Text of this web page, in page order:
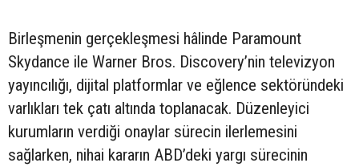
Birleşmenin gerçekleşmesi hâlinde Paramount
Skydance ile Warner Bros. Discovery’nin televizyon
yayıncılığı, dijital platformlar ve eğlence sektöründeki
varlıkları tek çatı altında toplanacak. Düzenleyici
kurumların verdiği onaylar sürecin ilerlemesini
sağlarken, nihai kararın ABD’deki yargı sürecinin